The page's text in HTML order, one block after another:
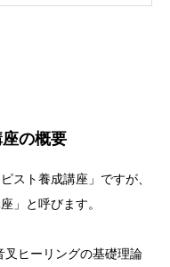
の概要
スト養成講座」ですが、
」と呼びます。
ヒーリングの基礎理論